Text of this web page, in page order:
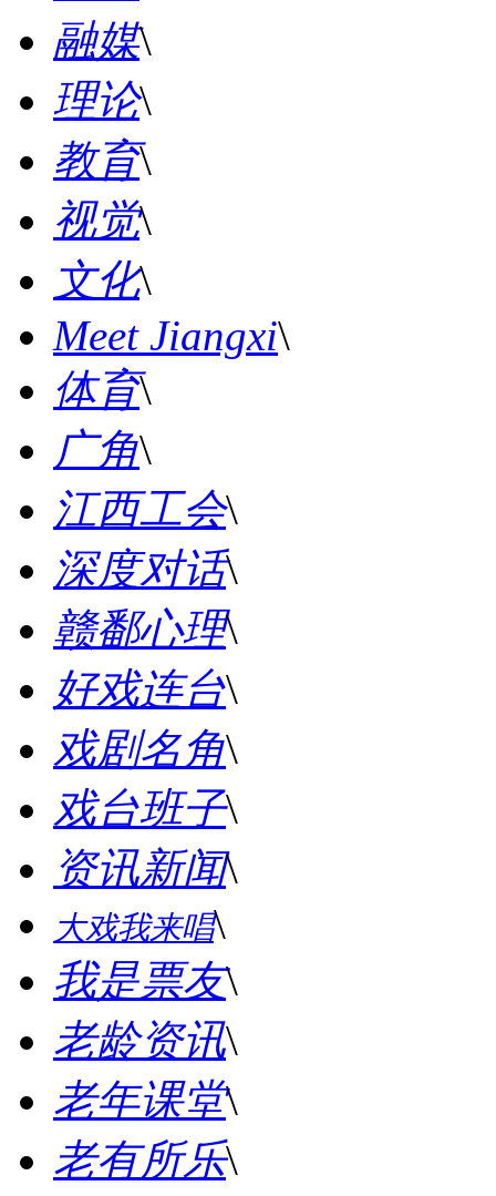
融媒\
理论\
教育\
视觉\
文化\
Meet Jiangxi\
体育\
广角\
江西工会\
深度对话\
赣鄱心理\
好戏连台\
戏剧名角\
戏台班子\
资讯新闻\
大戏我来唱\
我是票友\
老龄资讯\
老年课堂\
老有所乐\